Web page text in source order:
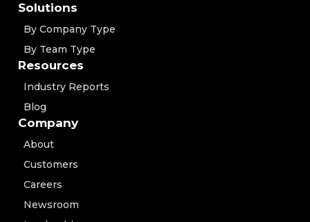
Solutions
By Company Type
By Team Type
Resources
Industry Reports
Blog
Company
About
Customers
Careers
Newsroom